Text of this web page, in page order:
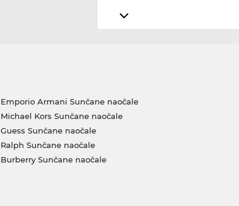
Emporio Armani Sunčane naočale
Michael Kors Sunčane naočale
Guess Sunčane naočale
Ralph Sunčane naočale
Burberry Sunčane naočale